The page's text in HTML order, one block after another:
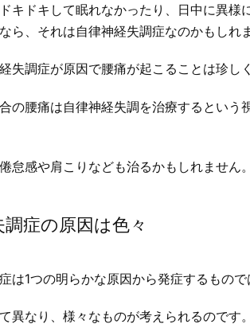
キドキして眠れなかったり、日中に異様
ら、それは自律神経失調症なのかもしれ
失調症が原因で腰痛が起こることは珍し
の腰痛は自律神経失調を治療するという
怠感や肩こりなども治るかもしれません。
調症の原因は色々
は1つの明らかな原因から発症するもので
異なり、様々なものが考えられるのです。